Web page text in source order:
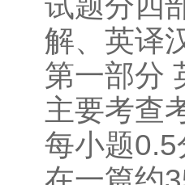
解、英译
第一部分
主要考查
每小题